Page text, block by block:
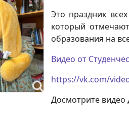
Это праздник
который
образования на
Видео от
https://vk.com/
Досмотрите видео